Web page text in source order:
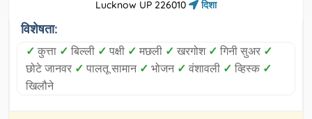
Lucknow UP 226010
दिशा
विशेषता:
✓ कुत्ता ✓ बिल्ली ✓ पक्षी ✓ मछली ✓ खरगोश ✓ गिनी सुअर ✓
छोटे जानवर ✓ पालतू सामान ✓ भोजन ✓ वंशावली ✓ व्हिस्क ✓
खिलौने